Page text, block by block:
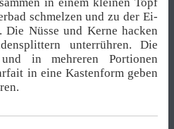
schmelzen und zu der Ei-
Die Nüsse und Kerne hacken
unterrühren. Die
in mehreren Portionen
in eine Kastenform geben